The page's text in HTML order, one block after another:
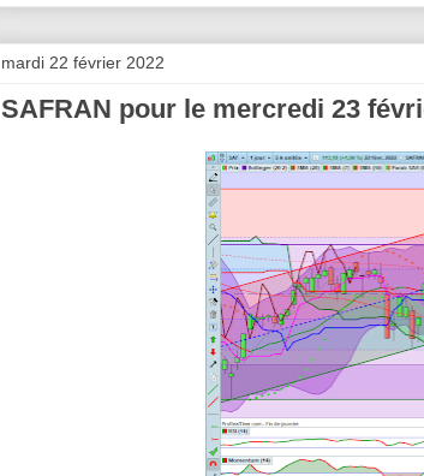
mardi 22 février 2022
SAFRAN pour le mercredi 23